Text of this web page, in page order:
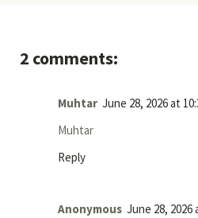
2 comments:
Muhtar June 28, 2026 at
Muhtar
Reply
Anonymous June 28, 2026